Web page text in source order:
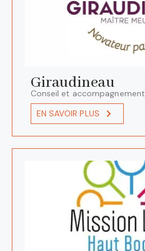
Giraudineau
Conseil et accompagnement
EN SAVOIR PLUS